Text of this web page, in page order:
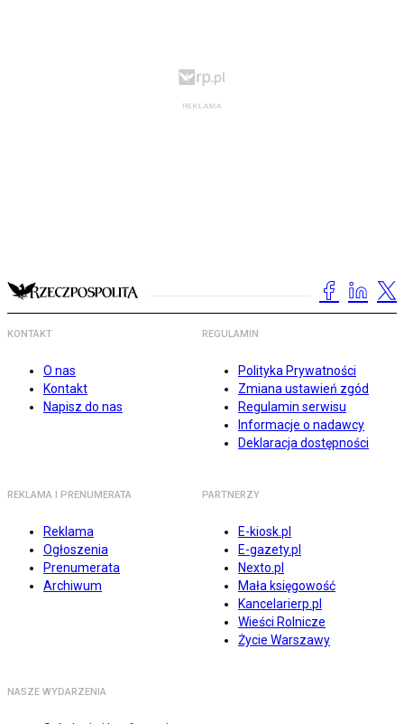
KONTAKT
O nas
Kontakt
Napisz do nas
REGULAMIN
Polityka Prywatności
Zmiana ustawień zgód
Regulamin serwisu
Informacje o nadawcy
Deklaracja dostępności
REKLAMA I PRENUMERATA
Reklama
Ogłoszenia
Prenumerata
Archiwum
PARTNERZY
E-kiosk.pl
E-gazety.pl
Nexto.pl
Mała księgowość
Kancelarierp.pl
Wieści Rolnicze
Życie Warszawy
NASZE WYDARZENIA